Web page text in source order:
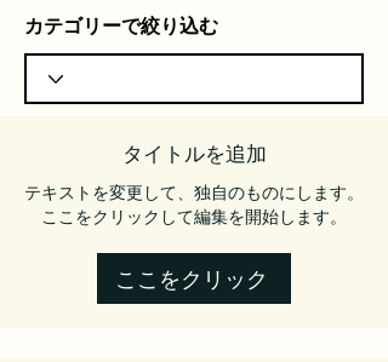
カテゴリーで絞り込む
タイトルを追加
テキストを変更して、独自のものにします。
ここをクリックして編集を開始します。
ここをクリック